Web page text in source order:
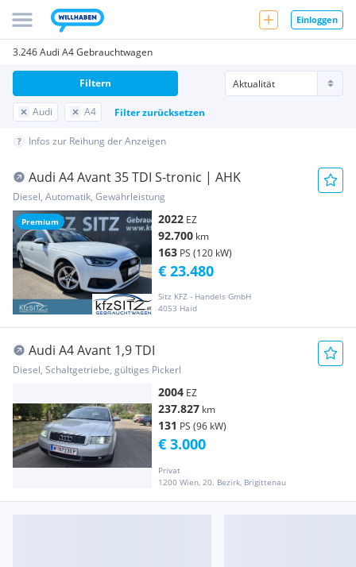
Einloggen
3.246 Audi A4 Gebrauchtwagen
Audi A4 Filter zurücksetzen
Filtern
Infos zur Reihung der Anzeigen
Premium
Audi A4 Avant 35 TDI S-tronic | AHK
Diesel, Automatik, Gewährleistung
2022 EZ
92.700 km
163 PS (120 kW)
Sitz KFZ - Handels GmbH
4053 Haid
€ 23.480
Audi A4 Avant 1,9 TDI
Diesel, Schaltgetriebe, gültiges Pickerl
2004 EZ
237.827 km
131 PS (96 kW)
Privat
1200 Wien, 20. Bezirk, Brigittenau
€ 3.000